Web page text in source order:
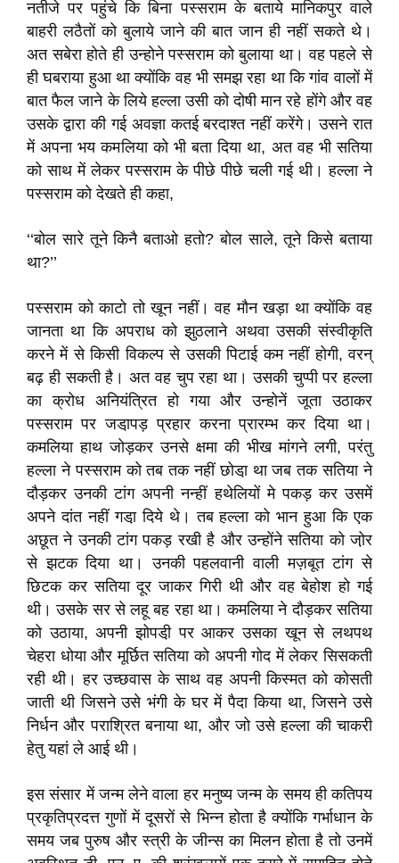
नतीजे पर पहुंचे कि बिना पस्सराम के बताये मानिकपुर वाले
बाहरी लठैतों को बुलाये जाने की बात जान ही नहीं सकते थे।
अत सबेरा होते ही उन्होने पस्सराम को बुलाया था। वह पहले से
ही घबराया हुआ था क्योंकि वह भी समझ रहा था कि गांव वालों में
बात फैल जाने के लिये हल्ला उसी को दोषी मान रहे होंगे और वह
उसके द्वारा की गई अवज्ञा कतई बरदाश्त नहीं करेंगे। उसने रात
में अपना भय कमलिया को भी बता दिया था, अत वह भी सतिया
को साथ में लेकर पस्सराम के पीछे पीछे चली गई थी। हल्ला ने
पस्सराम को देखते ही कहा,
‘‘बोल सारे तूने किनै बताओ हतो? बोल साले, तूने किसे बताया
था?’’
पस्सराम को काटो तो खून नहीं। वह मौन खड़ा था क्योंकि वह
जानता था कि अपराध को झुठलाने अथवा उसकी संस्वीकृति
करने में से किसी विकल्प से उसकी पिटाई कम नहीं होगी, वरन्
बढ़ ही सकती है। अत वह चुप रहा था। उसकी चुप्पी पर हल्ला
का क्रोध अनियंत्रित हो गया और उन्होनें जूता उठाकर
पस्सराम पर जडा़पड़ प्रहार करना प्रारम्भ कर दिया था।
कमलिया हाथ जोड़कर उनसे क्षमा की भीख मांगने लगी, परंतु
हल्ला ने पस्सराम को तब तक नहीं छोडा़ था जब तक सतिया ने
दौड़कर उनकी टांग अपनी नन्हीं हथेलियों मे पकड़ कर उसमें
अपने दांत नहीं गडा़ दिये थे। तब हल्ला को भान हुआ कि एक
अछूत ने उनकी टांग पकड़ रखी है और उन्होंने सतिया को जो़र
से झटक दिया था। उनकी पहलवानी वाली मज़बूत टांग से
छिटक कर सतिया दूर जाकर गिरी थी और वह बेहोश हो गई
थी। उसके सर से लहू बह रहा था। कमलिया ने दौड़कर सतिया
को उठाया, अपनी झोपडी़ पर आकर उसका खून से लथपथ
चेहरा धोया और मूर्छित सतिया को अपनी गोद में लेकर सिसकती
रही थी। हर उच्छवास के साथ वह अपनी किस्मत को कोसती
जाती थी जिसने उसे भंगी के घर में पैदा किया था, जिसने उसे
निर्धन और पराश्रित बनाया था, और जो उसे हल्ला की चाकरी
हेतु यहां ले आई थी।
इस संसार में जन्म लेने वाला हर मनुष्य जन्म के समय ही कतिपय
प्रकृतिप्रदत्त गुणों में दूसरों से भिन्न होता है क्योंकि गर्भाधान के
समय जब पुरुष और स्त्री के जीन्स का मिलन होता है तो उनमें